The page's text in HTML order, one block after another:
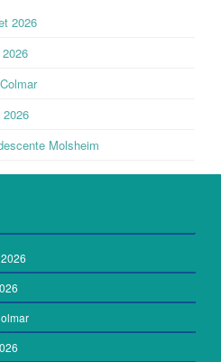
2026
2026
Molsheim